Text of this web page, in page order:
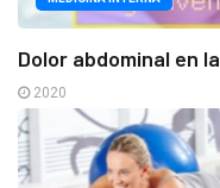
Dolor abdominal en
2020